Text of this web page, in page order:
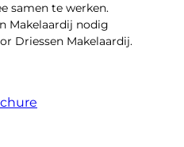
samen te werken.
Makelaardij nodig
Driessen Makelaardij.